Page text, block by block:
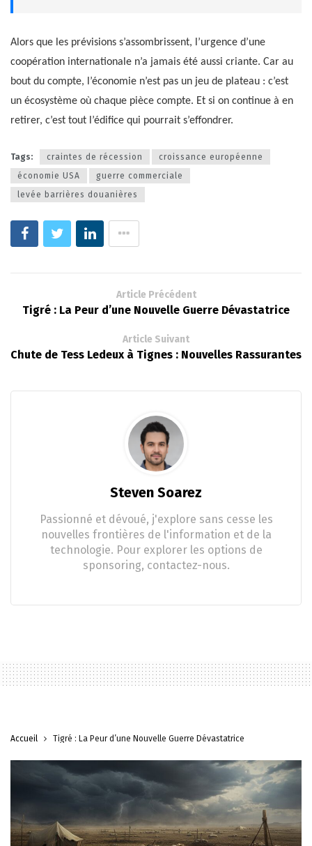
Alors que les prévisions s’assombrissent, l’urgence d’une
coopération internationale n’a jamais été aussi criante. Car au
bout du compte, l’économie n’est pas un jeu de plateau : c’est
un écosystème où chaque pièce compte. Et si on continue à en
retirer, c’est tout l’édifice qui pourrait s’effondrer.
Tags: craintes de récession
croissance européenne
économie USA
guerre commerciale
levée barrières douanières
Article Précédent
Tigré : La Peur d’une Nouvelle Guerre Dévastatrice
Article Suivant
Chute de Tess Ledeux à Tignes : Nouvelles Rassurantes
Steven Soarez
Passionné et dévoué, j'explore sans cesse les
nouvelles frontières de l'information et de la
technologie. Pour explorer les options de
sponsoring, contactez-nous.
Accueil Tigré : La Peur d’une Nouvelle Guerre Dévastatrice